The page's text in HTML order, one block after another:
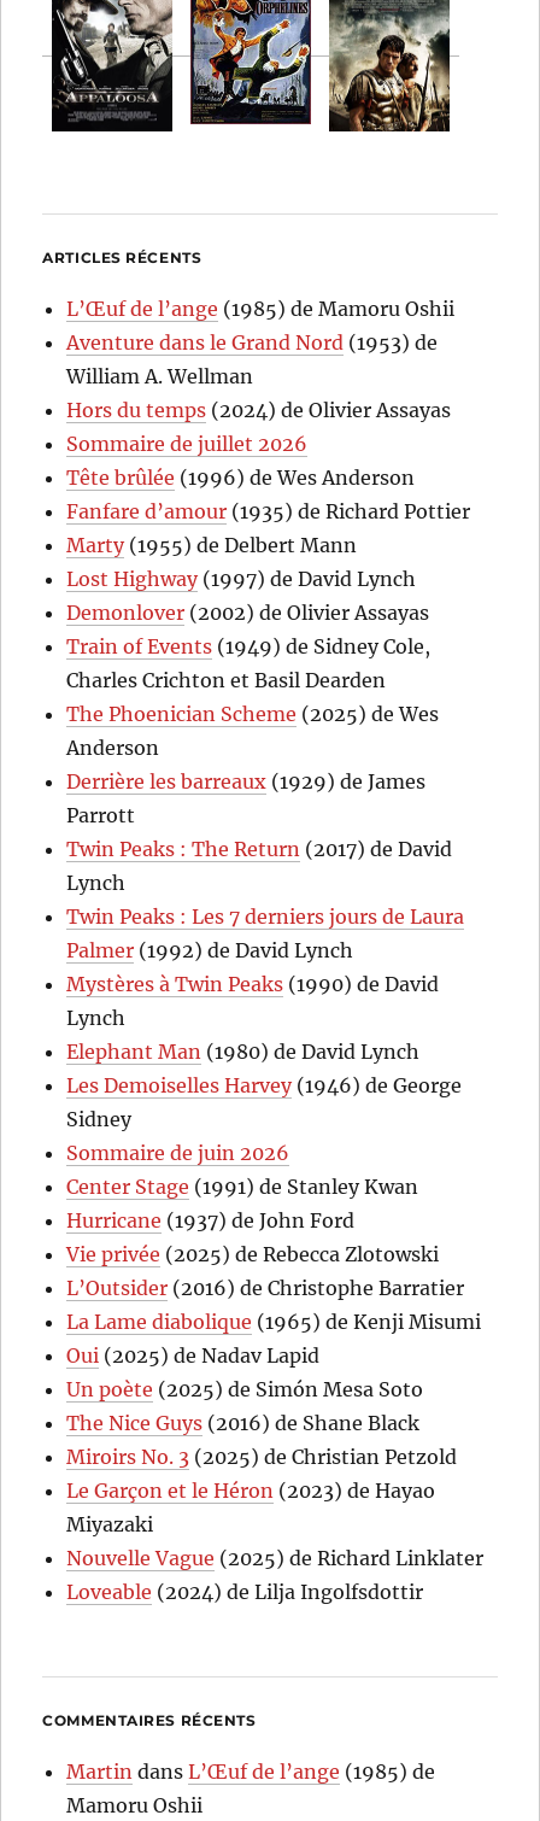
ARTICLES RÉCENTS
L’Œuf de l’ange (1985) de Mamoru Oshii
Aventure dans le Grand Nord (1953) de
William A. Wellman
Hors du temps (2024) de Olivier Assayas
Sommaire de juillet 2026
Tête brûlée (1996) de Wes Anderson
Fanfare d’amour (1935) de Richard Pottier
Marty(1955) de Delbert Mann
Lost Highway(1997) de David Lynch
Demonlover (2002) de Olivier Assayas
Train of Events (1949) de Sidney Cole,
Charles Crichton et Basil Dearden
The Phoenician Scheme (2025) de Wes
Anderson
Derrière les barreaux (1929) de James
Parrott
Twin Peaks : The Return (2017) de David
Lynch
Twin Peaks : Les 7 derniers jours de Laura
Palmer (1992) de David Lynch
Mystères à Twin Peaks (1990) de David
Lynch
Elephant Man (1980) de David Lynch
Les Demoiselles Harvey(1946) de George
Sidney
Sommaire de juin 2026
Center Stage (1991) de Stanley Kwan
Hurricane (1937) de John Ford
Vie privée (2025) de Rebecca Zlotowski
L’Outsider (2016) de Christophe Barratier
La Lame diabolique (1965) de Kenji Misumi
Oui (2025) de Nadav Lapid
Un poète (2025) de Simón Mesa Soto
The Nice Guys (2016) de Shane Black
Miroirs No. 3 (2025) de Christian Petzold
Le Garçon et le Héron (2023) de Hayao
Miyazaki
Nouvelle Vague (2025) de Richard Linklater
Loveable (2024) de Lilja Ingolfsdottir
COMMENTAIRES RÉCENTS
Martin dansL’Œuf de l’ange (1985) de
Mamoru Oshii